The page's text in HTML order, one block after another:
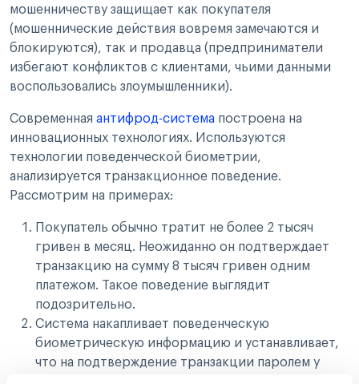
мошенничеству защищает как покупателя
(мошеннические действия вовремя замечаются и
блокируются), так и продавца (предприниматели
избегают конфликтов с клиентами, чьими данными
воспользовались злоумышленники).
Современная антифрод-система построена на
инновационных технологиях. Используются
технологии поведенческой биометрии,
анализируется транзакционное поведение.
Рассмотрим на примерах:
Покупатель обычно тратит не более 2 тысяч
гривен в месяц. Неожиданно он подтверждает
транзакцию на сумму 8 тысяч гривен одним
платежом. Такое поведение выглядит
подозрительно.
Система накапливает поведенческую
биометрическую информацию и устанавливает,
что на подтверждение транзакции паролем у